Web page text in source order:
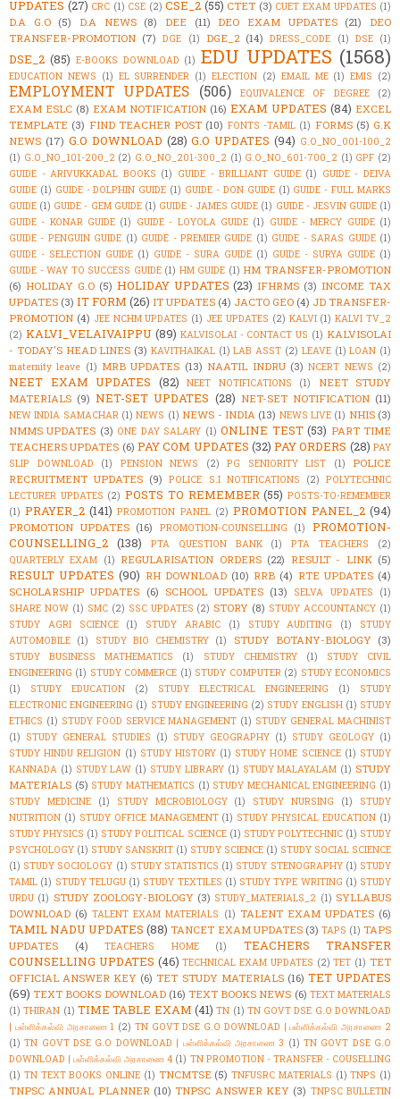
UPDATES (27) CRC (1) CSE (2) CSE_2 (55) CTET (3) CUET EXAM UPDATES (1)
D.A G.O (5) D.A NEWS (8) DEE (11) DEO EXAM UPDATES (21)
DEO
TRANSFER-PROMOTION (7) DGE (1) DGE_2 (14) DRESS_CODE (1) DSE (1)
DSE_2 (85) E-BOOKS DOWNLOAD (1) EDU UPDATES (1568)
EDUCATION NEWS (1) EL SURRENDER (1) ELECTION (2) EMAIL ME (1) EMIS (2)
EMPLOYMENT UPDATES (506) EQUIVALENCE OF DEGREE (2)
EXAM ESLC (8) EXAM NOTIFICATION (16) EXAM UPDATES (84) EXCEL
TEMPLATE (3) FIND TEACHER POST (10) FONTS -TAMIL (1) FORMS (5) G.K
NEWS (17) G.O DOWNLOAD (28) G.O UPDATES (94) G.O_NO_001-100_2
(1) G.O_NO_101-200_2 (2) G.O_NO_201-300_2 (1) G.O_NO_601-700_2 (1) GPF (2)
GUIDE - ARIVUKKADAL BOOKS (1) GUIDE - BRILLIANT GUIDE (1) GUIDE - DEIVA
GUIDE (1) GUIDE - DOLPHIN GUIDE (1) GUIDE - DON GUIDE (1) GUIDE - FULL MARKS
GUIDE (1) GUIDE - GEM GUIDE (1) GUIDE - JAMES GUIDE (1) GUIDE - JESVIN GUIDE (1)
GUIDE - KONAR GUIDE (1) GUIDE - LOYOLA GUIDE (1) GUIDE - MERCY GUIDE (1)
GUIDE - PENGUIN GUIDE (1) GUIDE - PREMIER GUIDE (1) GUIDE - SARAS GUIDE (1)
GUIDE - SELECTION GUIDE (1) GUIDE - SURA GUIDE (1) GUIDE - SURYA GUIDE (1)
GUIDE - WAY TO SUCCESS GUIDE (1) HM GUIDE (1) HM TRANSFER-PROMOTION
(6) HOLIDAY G.O (5) HOLIDAY UPDATES (23) IFHRMS (3) INCOME TAX
UPDATES (3) IT FORM (26) IT UPDATES (4) JACTO GEO (4) JD TRANSFER-
PROMOTION (4) JEE NCHM UPDATES (1) JEE UPDATES (2) KALVI (1) KALVI TV_2
(2) KALVI_VELAIVAIPPU (89) KALVISOLAI - CONTACT US (1) KALVISOLAI
- TODAY'S HEAD LINES (3) KAVITHAIKAL (1) LAB ASST (2) LEAVE (1) LOAN (1)
maternity leave (1) MRB UPDATES (13) NAATIL INDRU (3) NCERT NEWS (2)
NEET EXAM UPDATES (82) NEET NOTIFICATIONS (1)
NEET STUDY
MATERIALS (9) NET-SET UPDATES (28) NET-SET NOTIFICATION (11)
NEW INDIA SAMACHAR (1) NEWS (1) NEWS - INDIA (13) NEWS LIVE (1) NHIS (3)
NMMS UPDATES (3) ONE DAY SALARY (1) ONLINE TEST (53) PART TIME
TEACHERS UPDATES (6) PAY COM UPDATES (32) PAY ORDERS (28) PAY
SLIP DOWNLOAD
(1) PENSION NEWS (2) PG SENIORITY LIST (1)
POLICE
RECRUITMENT UPDATES (9) POLICE S.I NOTIFICATIONS (2) POLYTECHNIC
LECTURER UPDATES (2) POSTS TO REMEMBER (55) POSTS-TO-REMEMBER
(1) PRAYER_2 (141) PROMOTION PANEL (2) PROMOTION PANEL_2 (94)
PROMOTION UPDATES (16) PROMOTION-COUNSELLING (1)
PROMOTION-
COUNSELLING_2 (138) PTA QUESTION BANK (1) PTA TEACHERS
(2)
QUARTERLY EXAM (1) REGULARISATION ORDERS (22) RESULT - LINK (5)
RESULT UPDATES (90) RH DOWNLOAD (10) RRB (4) RTE UPDATES (4)
SCHOLARSHIP UPDATES (6) SCHOOL UPDATES (13) SELVA UPDATES
(1)
SHARE NOW (1) SMC (2) SSC UPDATES (2) STORY (8) STUDY ACCOUNTANCY (1)
STUDY AGRI SCIENCE
(1) STUDY ARABIC (1) STUDY AUDITING (1)
STUDY
AUTOMOBILE (1) STUDY BIO CHEMISTRY (1) STUDY BOTANY-BIOLOGY (3)
STUDY BUSINESS MATHEMATICS (1) STUDY CHEMISTRY (1)
STUDY CIVIL
ENGINEERING (1) STUDY COMMERCE (1) STUDY COMPUTER (2) STUDY ECONOMICS
(1)
STUDY EDUCATION (2) STUDY ELECTRICAL ENGINEERING (1)
STUDY
ELECTRONIC ENGINEERING (1) STUDY ENGINEERING (2) STUDY ENGLISH (1) STUDY
ETHICS (1) STUDY FOOD SERVICE MANAGEMENT (1) STUDY GENERAL MACHINIST
(1) STUDY GENERAL STUDIES (1) STUDY GEOGRAPHY (1) STUDY GEOLOGY (1)
STUDY HINDU RELIGION (1) STUDY HISTORY (1) STUDY HOME SCIENCE (1) STUDY
KANNADA (1) STUDY LAW (1) STUDY LIBRARY (1) STUDY MALAYALAM (1) STUDY
MATERIALS (5) STUDY MATHEMATICS (1) STUDY MECHANICAL ENGINEERING (1)
STUDY MEDICINE
(1) STUDY MICROBIOLOGY (1) STUDY NURSING (1)
STUDY
NUTRITION (1) STUDY OFFICE MANAGEMENT (1) STUDY PHYSICAL EDUCATION (1)
STUDY PHYSICS (1) STUDY POLITICAL SCIENCE (1) STUDY POLYTECHNIC (1) STUDY
PSYCHOLOGY (1) STUDY SANSKRIT (1) STUDY SCIENCE (1) STUDY SOCIAL SCIENCE
(1) STUDY SOCIOLOGY (1) STUDY STATISTICS (1) STUDY STENOGRAPHY (1) STUDY
TAMIL (1) STUDY TELUGU (1) STUDY TEXTILES (1) STUDY TYPE WRITING (1) STUDY
URDU (1) STUDY ZOOLOGY-BIOLOGY (3) STUDY_MATERIALS_2 (1) SYLLABUS
DOWNLOAD (6) TALENT EXAM MATERIALS (1) TALENT EXAM UPDATES (6)
TAMIL NADU UPDATES (88) TANCET EXAM UPDATES (3) TAPS (1) TAPS
UPDATES
(4) TEACHERS HOME (1)
TEACHERS TRANSFER
COUNSELLING UPDATES (46) TECHNICAL EXAM UPDATES (2) TET (1) TET
OFFICIAL ANSWER KEY (6) TET STUDY MATERIALS (16) TET UPDATES
(69) TEXT BOOKS DOWNLOAD (16) TEXT BOOKS NEWS (6) TEXT MATERIALS
(1) THIRAN (1) TIME TABLE EXAM (41) TN (1) TN GOVT DSE G.O DOWNLOAD
| பள்ளிக்கல்வி அரசாணை 1 (2) TN GOVT DSE G.O DOWNLOAD | பள்ளிக்கல்வி அரசாணை 2
(1) TN GOVT DSE G.O DOWNLOAD | பள்ளிக்கல்வி அரசாணை 3 (1) TN GOVT DSE G.O
DOWNLOAD | பள்ளிக்கல்வி அரசாணை 4 (1) TN PROMOTION - TRANSFER - COUSELLING
(1) TN TEXT BOOKS ONLINE (1) TNCMTSE (5) TNFUSRC MATERIALS (1) TNPS (1)
TNPSC ANNUAL PLANNER (10) TNPSC ANSWER KEY (3) TNPSC BULLETIN